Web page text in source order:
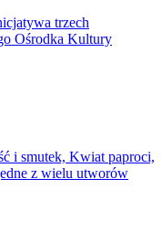
trzech
Ośrodka Kultury
i smutek, Kwiat paproci,
z wielu utworów